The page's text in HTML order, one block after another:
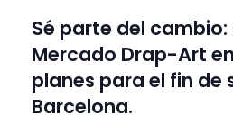
Sé parte del
Mercado Drap-Art
planes para el fin de
Barcelona.